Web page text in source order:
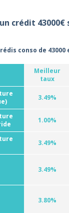
crédit 43000€
conso de 43000
Meilleur
taux
3.49%
1.00%
3.49%
3.49%
3.80%